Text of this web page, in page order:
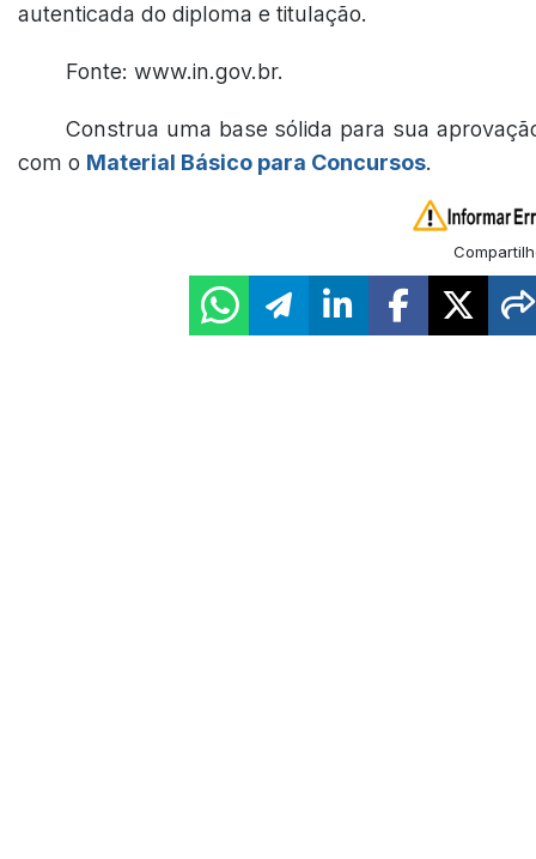
autenticada do diploma e titulação.
Fonte: www.in.gov.br.
Construa uma base sólida para sua
com o Material Básico para Concursos.